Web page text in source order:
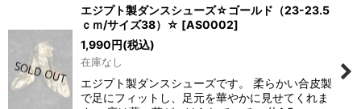
エジプト製ダンスシューズ☆ゴールド（23-23.5
ｃｍ/サイズ38）☆ [AS0002]
1,990円(税込)
在庫なし
エジプト製ダンスシューズです。 柔らかい合皮製
で足にフィットし、足元を華やかに見せてくれま